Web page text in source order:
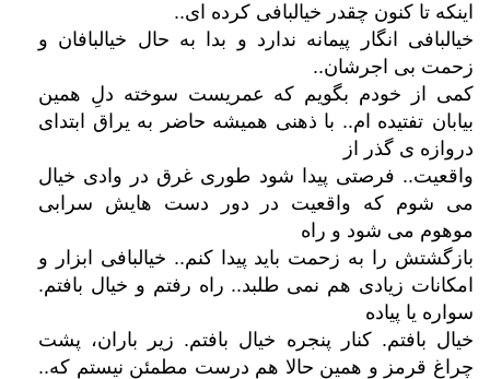
اینکه تا کنون چقدر خیالبافی کرده ای..
خیالبافی انگار پیمانه ندارد و بدا به حال خیالبافان و
زحمت بی اجرشان..
کمی از خودم بگویم که عمریست سوخته دلِ همین
بیابان تفتیده ام.. با ذهنی همیشه حاضر به یراق ابتدای
دروازه ی گذر از
واقعیت.. فرصتی پیدا شود طوری غرق در وادی خیال
می شوم که واقعیت در دور دست هایش سرابی
موهوم می شود و راه
بازگشتش را به زحمت باید پیدا کنم.. خیالبافی ابزار و
امکانات زیادی هم نمی طلبد.. راه رفتم و خیال بافتم.
سواره یا پیاده
خیال بافتم. کنار پنجره خیال بافتم. زیر باران، پشت
چراغ قرمز و همین حالا هم درست مطمئن نیستم که..